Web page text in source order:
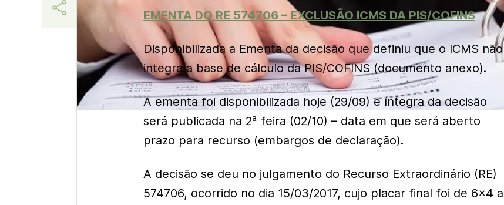
EMENTA DO RE 574706 – EXCLUSÃO ICMS DA PIS/COFINS
Disponibilizada a Ementa da decisão que definiu que o ICMS não
integra a base de cálculo da PIS/COFINS (documento anexo).
A ementa foi disponibilizada hoje (29/09) e íntegra da decisão
será publicada na 2ª feira (02/10) – data em que será aberto
prazo para recurso (embargos de declaração).
A decisão se deu no julgamento do Recurso Extraordinário (RE)
574706, ocorrido no dia 15/03/2017, cujo placar final foi de 6×4 a